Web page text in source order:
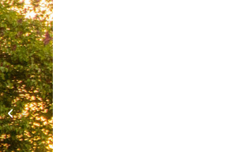
Palais de Chaillot